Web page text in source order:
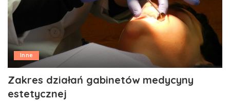
Inne
Zakres działań gabinetów medycyny
estetycznej